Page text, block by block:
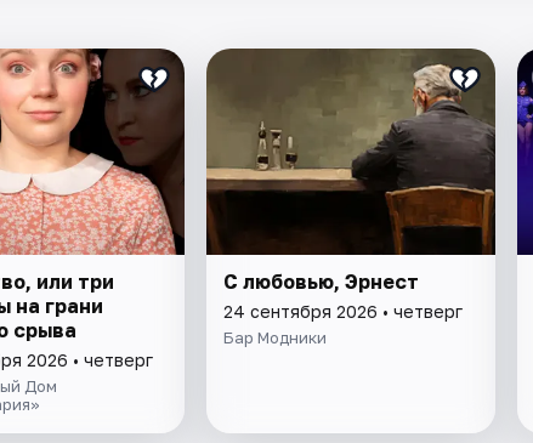
или три
на грани
срыва
2026 • четверг
Дом
С любовью, Эрнест
24 сентября 2026 • четверг
Бар Модники